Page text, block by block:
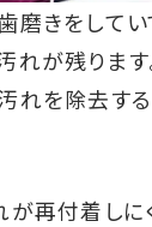
磨きをしてい
れが残ります
れを除去する
が再付着しに